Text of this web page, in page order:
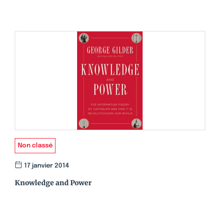
Non classé
17 janvier 2014
Knowledge and Power